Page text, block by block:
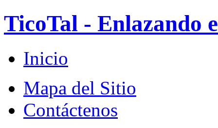
TicoTal - Enlazando
Inicio
Mapa del Sitio
Contáctenos